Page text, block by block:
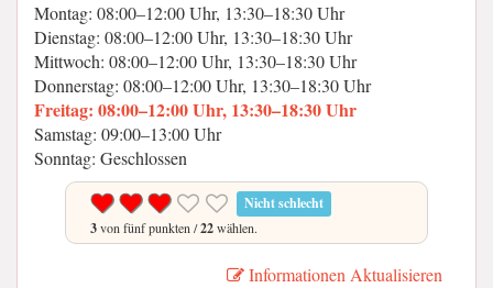
Montag: 08:00–12:00 Uhr, 13:30–18:30 Uhr
Dienstag: 08:00–12:00 Uhr, 13:30–18:30 Uhr
Mittwoch: 08:00–12:00 Uhr, 13:30–18:30 Uhr
Donnerstag: 08:00–12:00 Uhr, 13:30–18:30 Uhr
Freitag: 08:00–12:00 Uhr, 13:30–18:30 Uhr
Samstag: 09:00–13:00 Uhr
Sonntag: Geschlossen
Nicht schlecht
3von fünf punkten /22wählen.
Informationen Aktualisieren